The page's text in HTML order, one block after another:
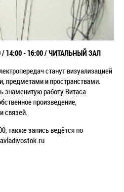
/ 14:00 - 16:00 / ЧИТАЛЬНЫЙ ЗАЛ
станут визуализацией
предметами и пространствами.
знаменитую работу Витаса
произведение,
связей.
также запись ведётся по